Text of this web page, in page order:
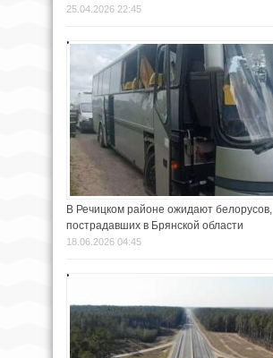
25.04.2026 22:45
В Речицком районе ожидают белорусов,
пострадавших в Брянской области
18.06.2026 04:45